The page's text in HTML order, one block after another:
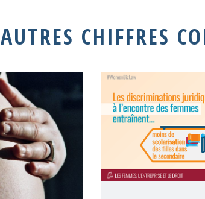
AUTRES CHIFFRES